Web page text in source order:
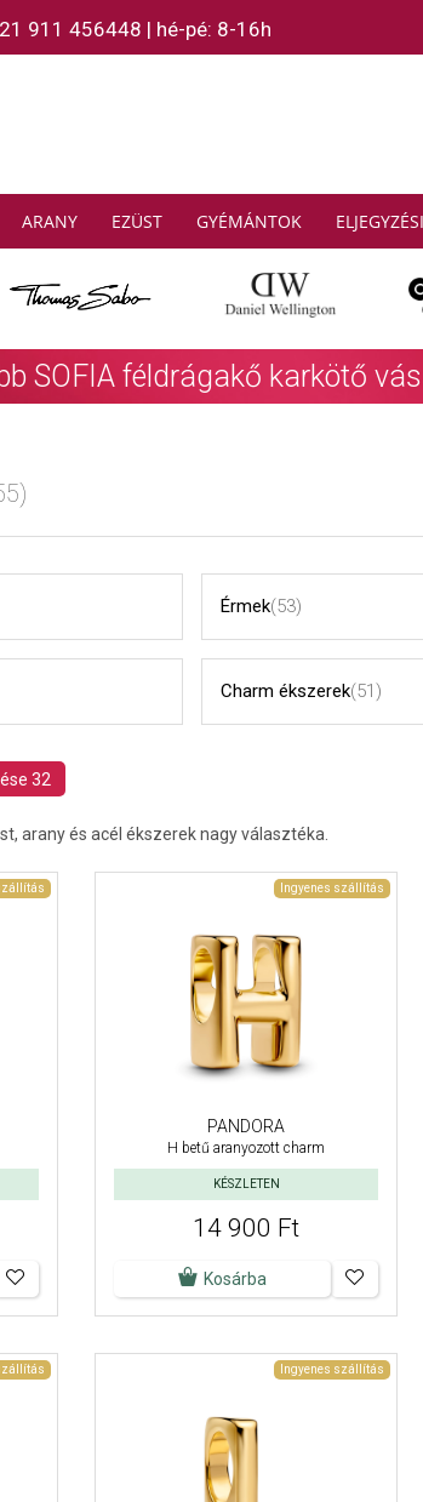
911 456448 | hé-pé: 8-16h
ARANY EZÜST GYÉMÁNTOK
SABO: Gyűjtsön és
Érmek(53)
Charm ékszerek(51)
32
arany és acél ékszerek nagy választéka.
Ingyenes szállítás
PANDORA
H betű aranyozott charm
KÉSZLETEN
14 900 Ft
Kosárba
Ingyenes szállítás